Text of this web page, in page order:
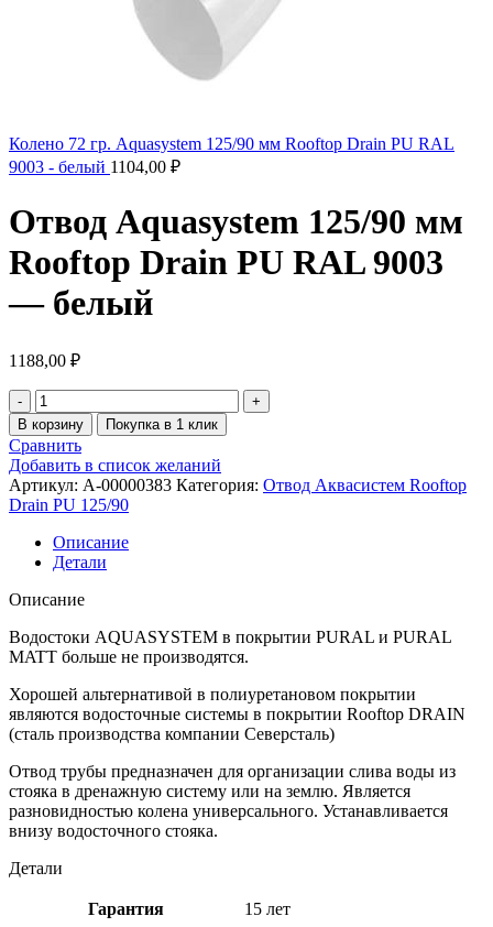
Колено 72 гр. Aquasystem 125/90 мм Rooftop Drain PU RAL
9003 - белый 1104,00 ₽
Отвод Aquasystem 125/90 мм
Rooftop Drain PU RAL 9003
— белый
1188,00 ₽
В корзину Покупка в 1 клик
Сравнить
Добавить в список желаний
Артикул: A-00000383 Категория: Отвод Аквасистем Rooftop
Drain PU 125/90
Описание
Детали
Описание
Водостоки AQUASYSTEM в покрытии PURAL и PURAL
MATT больше не производятся.
Хорошей альтернативой в полиуретановом покрытии
являются водосточные системы в покрытии Rooftop DRAIN
(сталь производства компании Северсталь)
Отвод трубы предназначен для организации слива воды из
стояка в дренажную систему или на землю. Является
разновидностью колена универсального. Устанавливается
внизу водосточного стояка.
Детали
Гарантия 15 лет